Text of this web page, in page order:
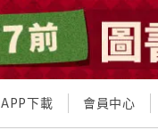
APP下載 會員中心